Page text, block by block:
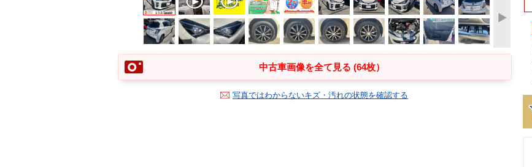
中古車画像を全て見る (64枚）
写真ではわからないキズ・汚れの状態を確認する